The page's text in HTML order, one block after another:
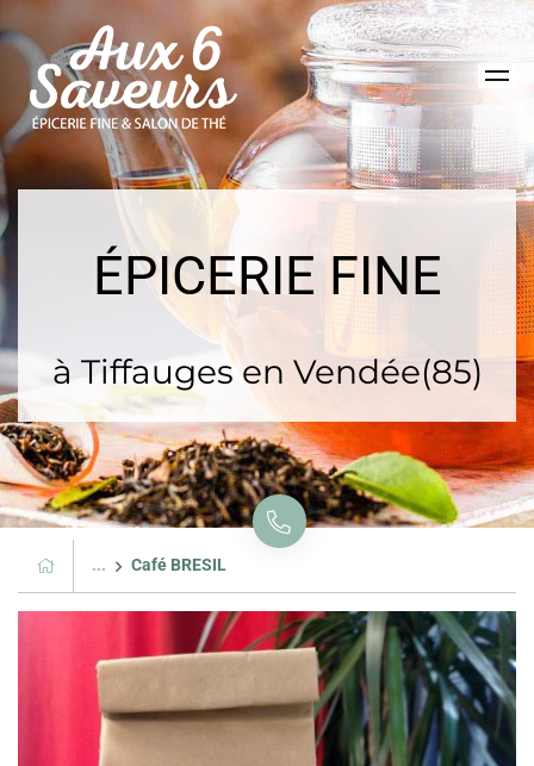
ÉPICERIE FINE
à Tiffauges en Vendée(85)
... Café BRESIL